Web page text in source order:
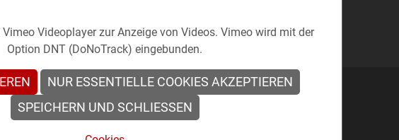
Videoplayer zur Anzeige von Videos. Vimeo wird mit der
Option DNT (DoNoTrack) eingebunden.
NUR ESSENTIELLE COOKIES AKZEPTIEREN
SPEICHERN UND SCHLIESSEN